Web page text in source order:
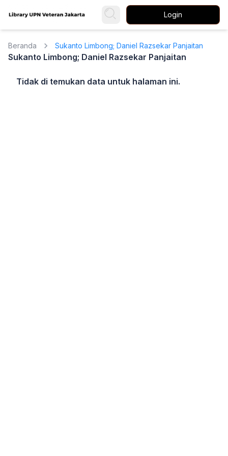
Login
Beranda Sukanto Limbong; Daniel Razsekar Panjaitan
Sukanto Limbong; Daniel Razsekar Panjaitan
Tidak di temukan data untuk halaman ini.